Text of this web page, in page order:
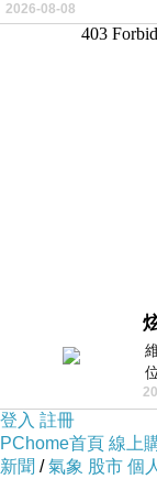
2026-08-08
登入 註冊
PChome首頁 線上
新聞 /氣象 股市 個